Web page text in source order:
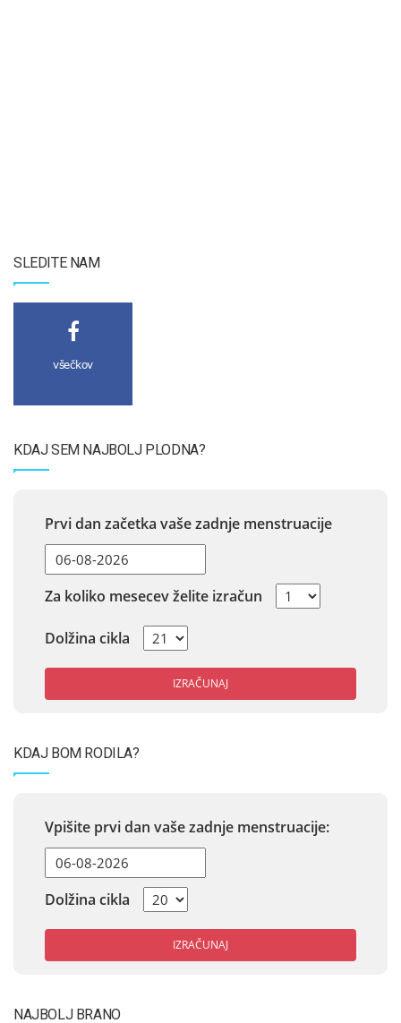
SLEDITE NAM
všečkov
KDAJ SEM NAJBOLJ PLODNA?
Prvi dan začetka vaše zadnje menstruacije
Za koliko mesecev želite izračun
Dolžina cikla
IZRAČUNAJ
KDAJ BOM RODILA?
Vpišite prvi dan vaše zadnje menstruacije:
Dolžina cikla
IZRAČUNAJ
NAJBOLJ BRANO